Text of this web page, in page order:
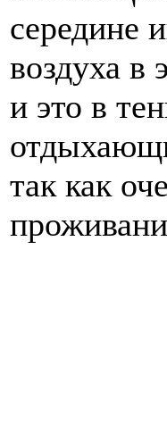
середине
воздуха в
и это в
так как